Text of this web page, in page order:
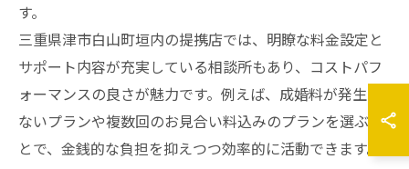
す。
三重県津市白山町垣内の提携店では、明瞭な料金設定と
サポート内容が充実している相談所もあり、コストパフ
ォーマンスの良さが魅力です。例えば、成婚料が発生し
ないプランや複数回のお見合い料込みのプランを選ぶこ
とで、金銭的な負担を抑えつつ効率的に活動できます。